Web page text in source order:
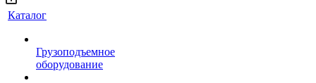
Каталог
Грузоподъемное
оборудование